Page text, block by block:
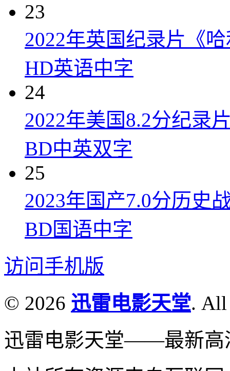
23
2022年英国纪录片《
HD英语中字
24
2022年美国8.2分纪录
BD中英双字
25
2023年国产7.0分历史
BD国语中字
访问手机版
© 2026 迅雷电影天堂. All
迅雷电影天堂——最新高